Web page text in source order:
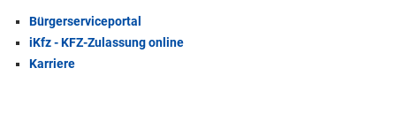
Bürgerserviceportal
iKfz - KFZ-Zulassung online
Karriere